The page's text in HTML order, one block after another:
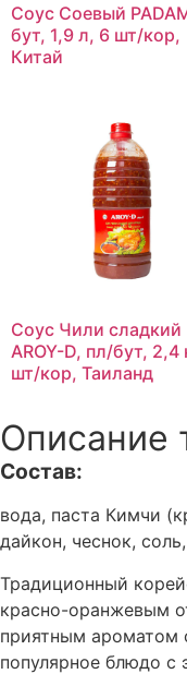
Соус Соевый
бут, 1,9 л, 6 шт/кор,
Китай
Соус Чили сладкий
AROY-D, пл/бут, 2,4
шт/кор, Таиланд
Описание
Состав:
вода, паста Кимчи
дайкон, чеснок,
Традиционный
красно-оранжевым
приятным ароматом
популярное блюдо